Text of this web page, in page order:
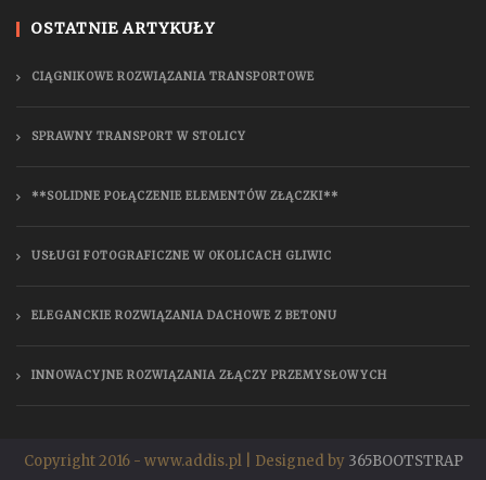
OSTATNIE ARTYKUŁY
CIĄGNIKOWE ROZWIĄZANIA TRANSPORTOWE
SPRAWNY TRANSPORT W STOLICY
**SOLIDNE POŁĄCZENIE ELEMENTÓW ZŁĄCZKI**
USŁUGI FOTOGRAFICZNE W OKOLICACH GLIWIC
ELEGANCKIE ROZWIĄZANIA DACHOWE Z BETONU
INNOWACYJNE ROZWIĄZANIA ZŁĄCZY PRZEMYSŁOWYCH
Copyright 2016 - www.addis.pl | Designed by 365BOOTSTRAP